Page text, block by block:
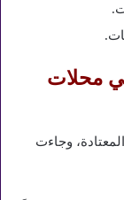
محلات
وجاءت